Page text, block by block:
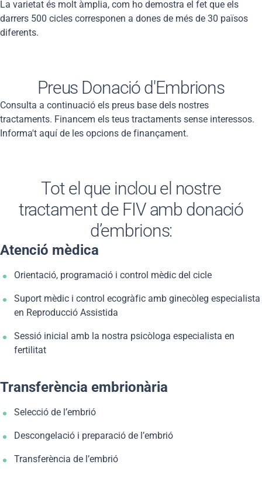
La varietat és molt àmplia, com ho demostra el fet que els
darrers 500 cicles corresponen a dones de més de 30 països
diferents.
Preus Donació d'Embrions
Consulta a continuació els preus base dels nostres
tractaments. Financem els teus tractaments sense interessos.
Informa't aquí de les opcions de finançament.
Tot el que inclou el nostre
tractament de FIV amb donació
d’embrions:
Atenció mèdica
Orientació, programació i control mèdic del cicle
Suport mèdic i control ecogràfic amb ginecòleg especialista
en Reproducció Assistida
Sessió inicial amb la nostra psicòloga especialista en
fertilitat
Transferència embrionària
Selecció de l’embrió
Descongelació i preparació de l’embrió
Transferència de l’embrió